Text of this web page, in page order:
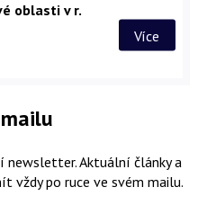
oblasti v r.
Více
newsletter. Aktuální články a
vždy po ruce ve svém mailu.